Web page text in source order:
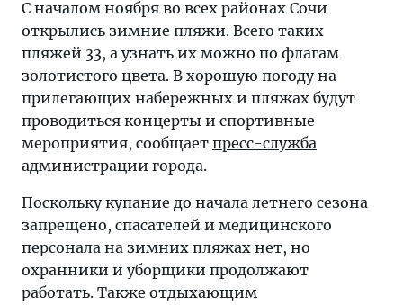
С началом ноября во всех районах Сочи
открылись зимние пляжи. Всего таких
пляжей 33, а узнать их можно по флагам
золотистого цвета. В хорошую погоду на
прилегающих набережных и пляжах будут
проводиться концерты и спортивные
мероприятия, сообщает пресс-служба
администрации города.
Поскольку купание до начала летнего сезона
запрещено, спасателей и медицинского
персонала на зимних пляжах нет, но
охранники и уборщики продолжают
работать. Также отдыхающим